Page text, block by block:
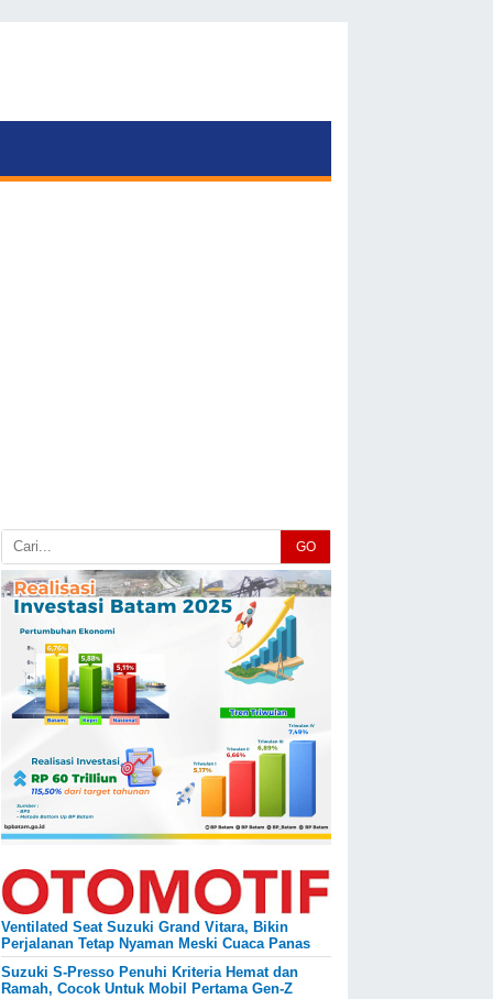
GO
Ventilated Seat Suzuki Grand Vitara, Bikin
Perjalanan Tetap Nyaman Meski Cuaca Panas
Suzuki S-Presso Penuhi Kriteria Hemat dan
Ramah, Cocok Untuk Mobil Pertama Gen-Z